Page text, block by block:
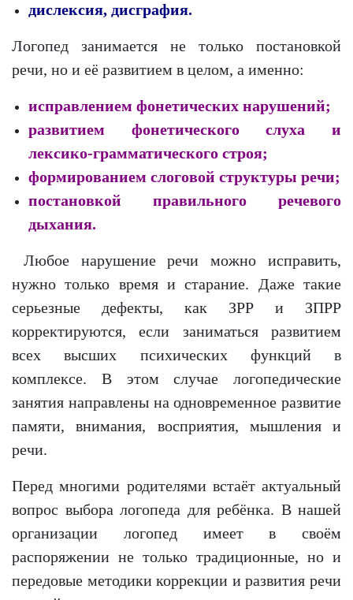
дислексия, дисграфия.
Логопед занимается не только постановкой
речи, но и её развитием в целом, а именно:
исправлением фонетических нарушений;
развитием фонетического слуха и
лексико-грамматического строя;
формированием слоговой структуры речи;
постановкой правильного речевого
дыхания.
Любое нарушение речи можно исправить,
нужно только время и старание. Даже такие
серьезные дефекты, как ЗРР и ЗПРР
корректируются, если заниматься развитием
всех высших психических функций в
комплексе. В этом случае логопедические
занятия направлены на одновременное развитие
памяти, внимания, восприятия, мышления и
речи.
Перед многими родителями встаёт актуальный
вопрос выбора логопеда для ребёнка. В нашей
организации логопед имеет в своём
распоряжении не только традиционные, но и
передовые методики коррекции и развития речи